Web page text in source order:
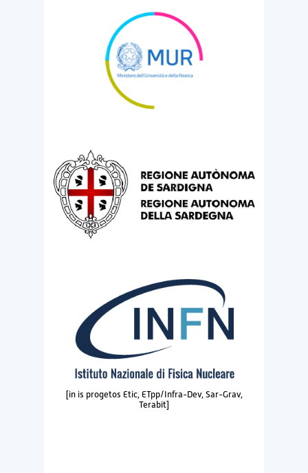
[in is progetos Etic, ETpp/Infra-Dev, Sar-Grav,
Terabit]